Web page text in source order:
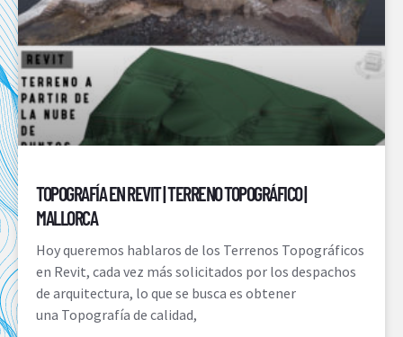
TOPOGRAFÍA EN REVIT | TERRENO TOPOGRÁFICO |
MALLORCA
Hoy queremos hablaros de los Terrenos Topográficos
en Revit, cada vez más solicitados por los despachos
de arquitectura, lo que se busca es obtener
una Topografía de calidad,